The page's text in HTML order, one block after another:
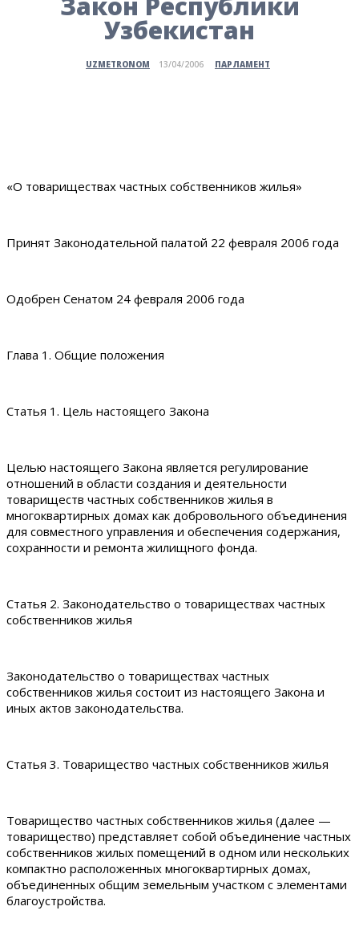
Узбекистан
UZMETRONOM 13/04/2006 ПАРЛАМЕНТ
«О товариществах частных собственников жилья»
Принят Законодательной палатой 22 февраля 2006 года
Одобрен Сенатом 24 февраля 2006 года
Глава 1. Общие положения
Статья 1. Цель настоящего Закона
Целью настоящего Закона является регулирование
отношений в области создания и деятельности
товариществ частных собственников жилья в
многоквартирных домах как добровольного объединения
для совместного управления и обеспечения содержания,
сохранности и ремонта жилищного фонда.
Статья 2. Законодательство о товариществах частных
собственников жилья
Законодательство о товариществах частных
собственников жилья состоит из настоящего Закона и
иных актов законодательства.
Статья 3. Товарищество частных собственников жилья
Товарищество частных собственников жилья (далее —
товарищество) представляет собой объединение частных
собственников жилых помещений в одном или нескольких
компактно расположенных многоквартирных домах,
объединенных общим земельным участком с элементами
благоустройства.